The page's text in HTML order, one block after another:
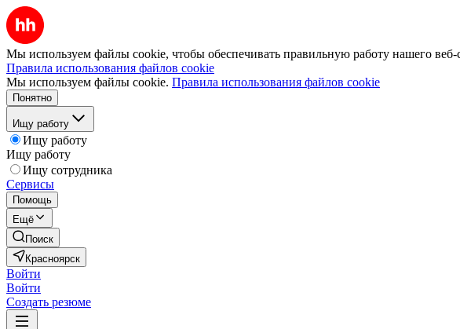
Мы используем файлы cookie, чтобы обеспечивать правильную работу нашего веб-
Правила использования файлов cookie
Мы используем файлы cookie. Правила использования файлов cookie
Понятно
Ищу работу
Ищу работу
Ищу работу
Ищу сотрудника
Сервисы
Помощь
Ещё
Поиск
Красноярск
Войти
Войти
Создать резюме